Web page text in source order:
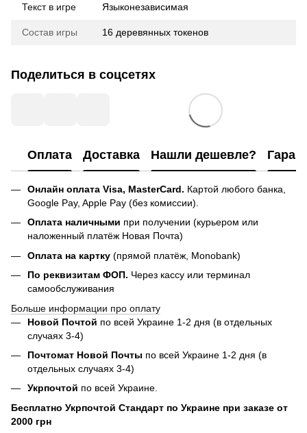
Текст в игре Языконезависимая
Состав игры 16 деревянных токенов
Поделиться в соцсетях
Оплата Доставка Нашли дешевле?
Онлайн оплата Visa, MasterCard. Картой любого банка,
Google Pay, Apple Pay (без комиссии).
Оплата наличными при получении (курьером или
наложенный платёж Новая Почта)
Оплата на картку (прямой платёж, Monobank)
По реквизитам ФОП. Через кассу или терминал
самообслуживания
Больше информации про оплату
Новой Почтой по всей Украине 1-2 дня (в отдельных
случаях 3-4)
Почтомат Новой Почты по всей Украине 1-2 дня (в
отдельных случаях 3-4)
Укрпочтой по всей Украине.
Бесплатно Укрпочтой Стандарт по Украине при заказе от
2000 грн